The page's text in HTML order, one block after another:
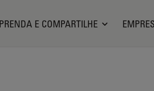
E COMPARTILHE